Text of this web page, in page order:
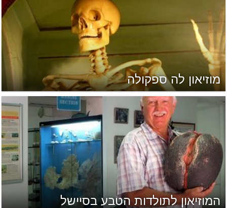
מוזיאון לה ספקולה
המוזיאון לתולדות הטבע בסיישל